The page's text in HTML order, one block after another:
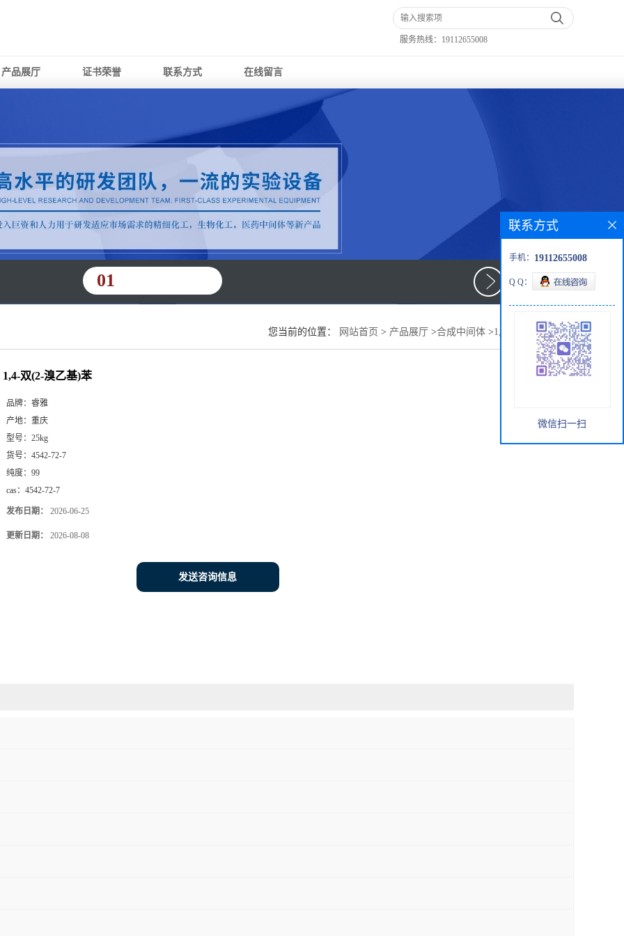
服务热线： 19112655008
产品展厅 证书荣誉 联系方式 在线留言
01
您当前的位置： 网站首页 > 产品展厅 >合成中间体 >1,4-双(2-溴乙基)苯
1,4-双(2-溴乙基)苯
品牌： 睿雅
产地： 重庆
型号： 25kg
货号： 4542-72-7
纯度： 99
cas： 4542-72-7
发布日期： 2026-06-25
更新日期： 2026-08-08
发送咨询信息
联系方式
手机： 19112655008
Q Q：
微信扫一扫